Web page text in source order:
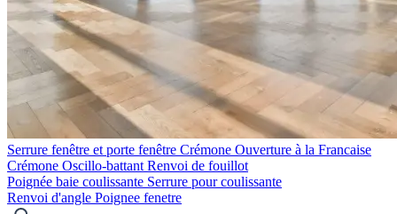
Serrure fenêtre et porte fenêtre
Crémone Ouverture à la Francaise
Crémone Oscillo-battant Renvoi de fouillot
Poignée baie coulissante Serrure pour coulissante
Renvoi d'angle Poignee fenetre